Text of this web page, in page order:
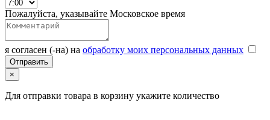
Пожалуйста, указывайте Московское время
я согласен (-на) на обработку моих персональных данных
×
Для отправки товара в корзину укажите количество